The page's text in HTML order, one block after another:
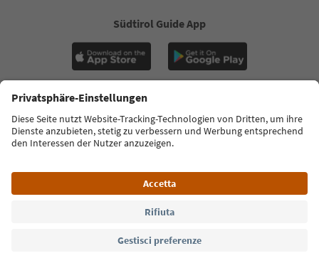
Südtirol Guide App
FAQ Contatti Press MICE
Privacy Policy
Termini e condizioni
Crediti
Cookie Policy
Alto Adige B2B